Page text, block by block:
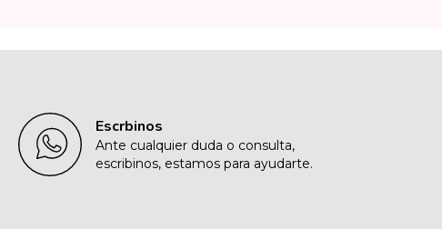
Escrbinos
Ante cualquier duda o consulta,
escribinos, estamos para ayudarte.